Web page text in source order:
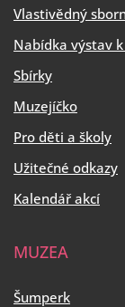
Vlastivědný
Nabídka výstav
Sbírky
Muzejíčko
Pro děti a školy
Užitečné odkazy
Kalendář akcí
MUZEA
Šumperk